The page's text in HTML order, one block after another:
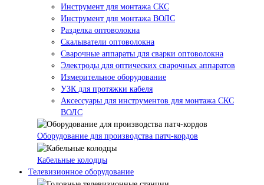
Инструмент для монтажа СКС
Инструмент для монтажа ВОЛС
Разделка оптоволокна
Скалыватели оптоволокна
Сварочные аппараты для сварки оптоволокна
Электроды для оптических сварочных аппаратов
Измерительное оборудование
УЗК для протяжки кабеля
Аксессуары для инструментов для монтажа СКС
ВОЛС
Оборудование для производства патч-кордов
Кабельные колодцы
Телевизионное оборудование